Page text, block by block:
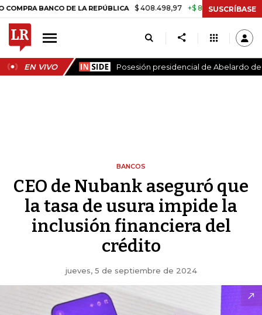
DE LA REPÚBLICA $ 408.498,97 +$ 8.753,81 +2,19% TASA DE
SUSCRÍBASE
EN VIVO Posesión presidencial de Abelardo de
BANCOS
CEO de Nubank aseguró que
la tasa de usura impide la
inclusión financiera del
crédito
jueves, 5 de septiembre de 2024